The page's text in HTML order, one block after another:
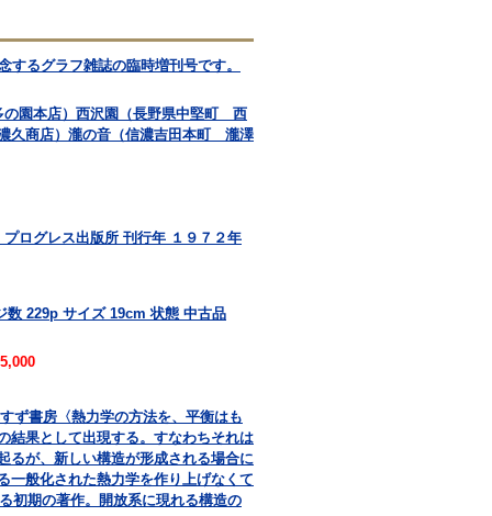
するグラフ雑誌の臨時増刊号です。
園本店）西沢園（長野県中堅町 西
久商店）瀧の音（信濃吉田本町 瀧澤
ログレス出版所 刊行年 １９７２年
229p サイズ 19cm 状態 中古品
ず書房〈熱力学の方法を、平衡はも
果として出現する。すなわちそれは
るが、新しい構造が形成される場合に
般化された熱力学を作り上げなくて
初期の著作。開放系に現れる構造の